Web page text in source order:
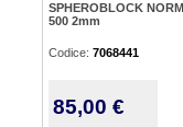
SPHEROBLOCK
500 2mm
Codice: 7068441
85,00 €